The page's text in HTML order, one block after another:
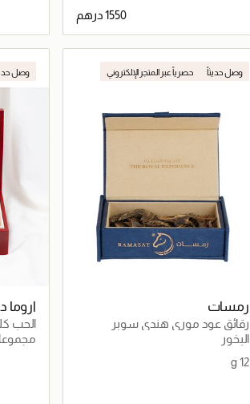
جاري تحميل التفاصيل
وصل حديثاً حصرياً عبر المتجر الإلكتروني
رمسات
رقائق عود موري هندي سوبر
طبيعي (12 غرام)
البخور
12 g
وصل
اروما
الحب